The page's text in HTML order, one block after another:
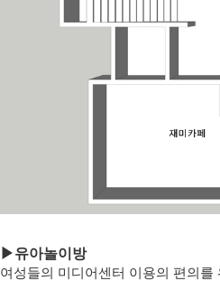
▶유아놀이방
여성들의 미디어센터 이용의 편의